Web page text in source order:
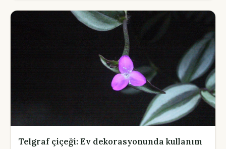
Telgraf çiçeği: Ev dekorasyonunda kullanım